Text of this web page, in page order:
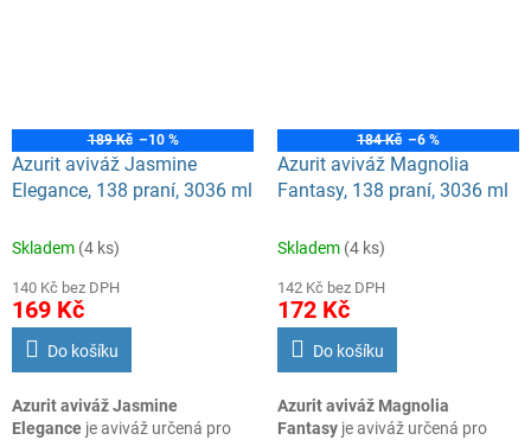
189 Kč –10 %
Azurit aviváž Jasmine
Elegance, 138 praní, 3036 ml
Skladem (4 ks)
140 Kč bez DPH
169 Kč
Do košíku
Azurit aviváž Jasmine
Elegance je aviváž určená pro
184 Kč –6 %
Azurit aviváž Magnolia
Fantasy, 138 praní, 3036 ml
Skladem (4 ks)
142 Kč bez DPH
172 Kč
Do košíku
Azurit aviváž Magnolia
Fantasy je aviváž určená pro